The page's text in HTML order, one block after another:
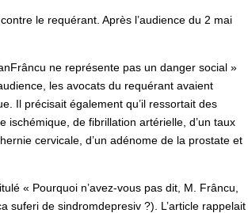
le requérant. Après l’audience du 2 mai
ne représente pas un danger social »
les avocats du requérant avaient
Il précisait également qu’il ressortait des
ischémique, de fibrillation artérielle, d’un taux
cervicale, d’un adénome de la prostate et
« Pourquoi n’avez-vous pas dit, M. Frâncu,
suferi de sindromdepresiv ?). L’article rappelait